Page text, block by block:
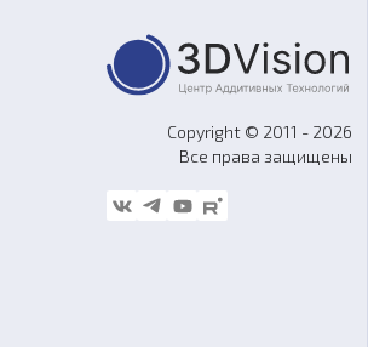
для вакуумного литья
оборудование
Copyright © 2011 - 2026
Все права защищены